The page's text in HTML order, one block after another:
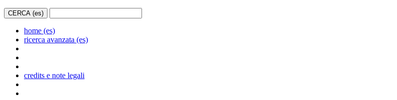
home (es)
ricerca avanzata (es)
credits e note legali